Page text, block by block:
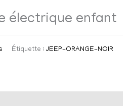
électrique enfant
Étiquette : JEEP-ORANGE-NOIR